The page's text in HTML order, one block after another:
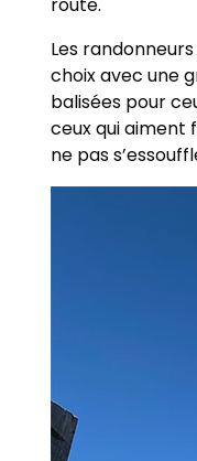
Les
choix avec une
balisées pour
ceux qui aiment
ne pas